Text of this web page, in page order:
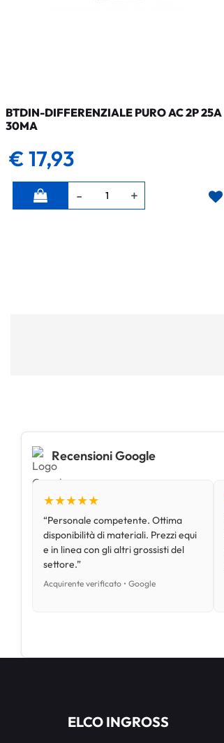
BTDIN-DIFFERENZIALE PURO AC 2P 25A
30MA
€ 17,93
Quantità
Recensioni Google
★★★★★
“Personale competente. Ottima
disponibilità di materiali. Prezzi equi
e in linea con gli altri grossisti del
settore.”
Acquirente verificato • Google
ELCO INGROSS